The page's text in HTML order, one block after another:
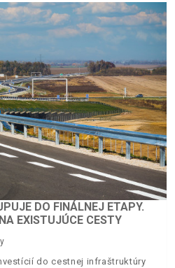
DO FINÁLNEJ ETAPY.
EXISTUJÚCE CESTY
do cestnej infraštruktúry